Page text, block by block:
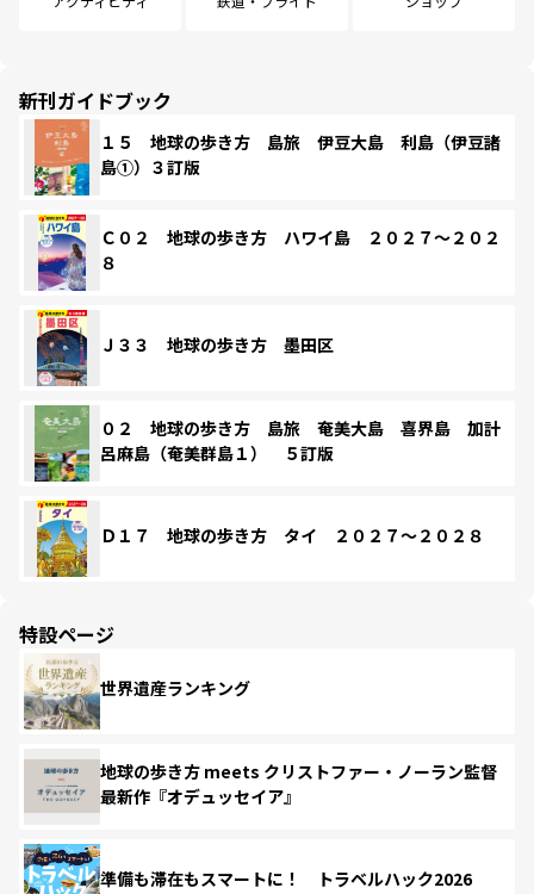
新刊ガイドブック
１５ 地球の歩き方 島旅 伊豆大島 利島（伊豆諸
島①）３訂版
Ｃ０２ 地球の歩き方 ハワイ島 ２０２７～２０２
８
Ｊ３３ 地球の歩き方 墨田区
０２ 地球の歩き方 島旅 奄美大島 喜界島 加計
呂麻島（奄美群島１） ５訂版
Ｄ１７ 地球の歩き方 タイ ２０２７～２０２８
特設ページ
世界遺産ランキング
地球の歩き方 meets クリストファー・ノーラン監督
最新作『オデュッセイア』
準備も滞在もスマートに！ トラベルハック2026